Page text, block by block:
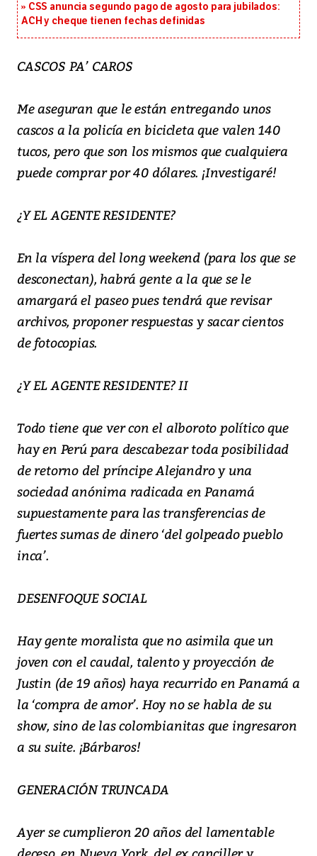
CSS anuncia segundo pago de agosto para jubilados:
ACH y cheque tienen fechas definidas
CASCOS PA’ CAROS
Me aseguran que le están entregando unos
cascos a la policía en bicicleta que valen 140
tucos, pero que son los mismos que cualquiera
puede comprar por 40 dólares. ¡Investigaré!
¿Y EL AGENTE RESIDENTE?
En la víspera del long weekend (para los que se
desconectan), habrá gente a la que se le
amargará el paseo pues tendrá que revisar
archivos, proponer respuestas y sacar cientos
de fotocopias.
¿Y EL AGENTE RESIDENTE? II
Todo tiene que ver con el alboroto político que
hay en Perú para descabezar toda posibilidad
de retorno del príncipe Alejandro y una
sociedad anónima radicada en Panamá
supuestamente para las transferencias de
fuertes sumas de dinero ‘del golpeado pueblo
inca’.
DESENFOQUE SOCIAL
Hay gente moralista que no asimila que un
joven con el caudal, talento y proyección de
Justin (de 19 años) haya recurrido en Panamá a
la ‘compra de amor’. Hoy no se habla de su
show, sino de las colombianitas que ingresaron
a su suite. ¡Bárbaros!
GENERACIÓN TRUNCADA
Ayer se cumplieron 20 años del lamentable